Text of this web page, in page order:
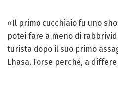
«Il primo cucchiaio fu uno
potei fare a meno di
turista dopo il suo primo
Lhasa. Forse perché, a